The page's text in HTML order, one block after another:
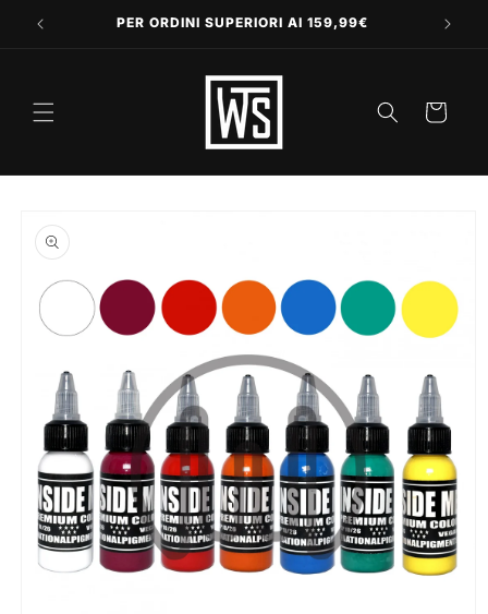
direttamentePER ORDINI SUPERIORI AI 159,99€
Carrello
informazioni
sul prodotto